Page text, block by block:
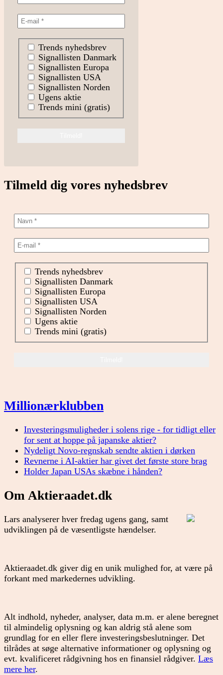
Trends nyhedsbrev
Signallisten Danmark
Signallisten Europa
Signallisten USA
Signallisten Norden
Ugens aktie
Trends mini (gratis)
Tilmeld dig vores nyhedsbrev
Trends nyhedsbrev
Signallisten Danmark
Signallisten Europa
Signallisten USA
Signallisten Norden
Ugens aktie
Trends mini (gratis)
Millionærklubben
Investeringsmuligheder i solens rige - for tidligt eller
for sent at hoppe på japanske aktier?
Nydeligt Novo-regnskab sendte aktien i dørken
Revnerne i AI-aktier har givet det første store brag
Holder Japan USAs skæbne i hånden?
Om Aktieraadet.dk
Lars analyserer hver fredag ugens gang, samt
udviklingen på de væsentligste hændelser.
Aktieraadet.dk giver dig en unik mulighed for, at være på
forkant med markedernes udvikling.
Alt indhold, nyheder, analyser, data m.m. er alene beregnet
til almindelig oplysning og kan aldrig stå alene som
grundlag for en eller flere investeringsbeslutninger. Det
tilrådes at søge alternative informationer og oplysning og
evt. kvalificeret rådgivning hos en finansiel rådgiver. Læs
mere her.